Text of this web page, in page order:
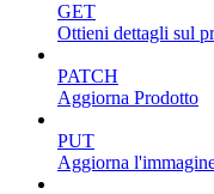
GET
Ottieni dettagli sul
PATCH
Aggiorna Prodotto
PUT
Aggiorna